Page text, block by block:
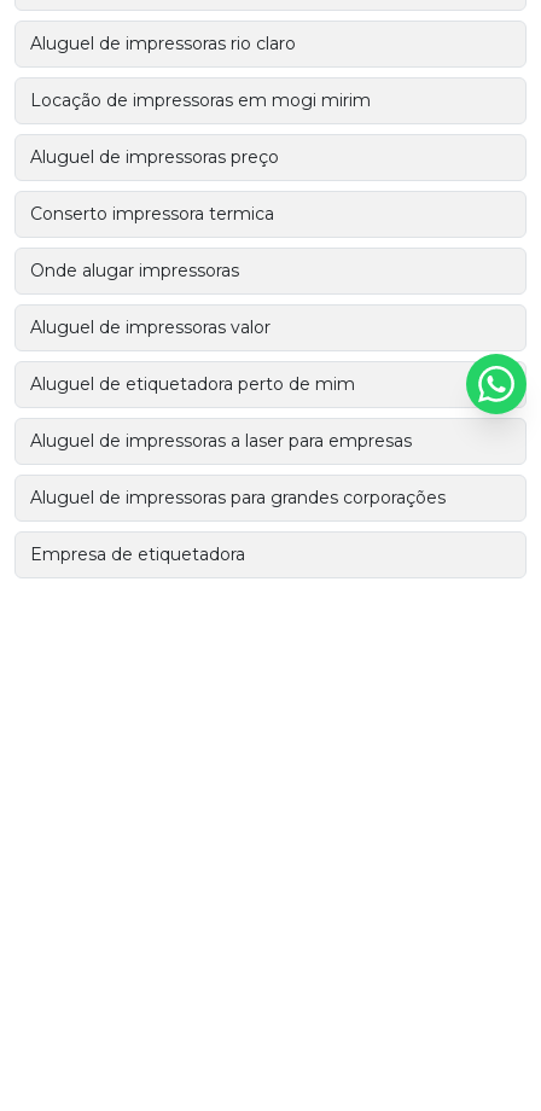
Aluguel de impressoras rio claro
Locação de impressoras em mogi mirim
Aluguel de impressoras preço
Conserto impressora termica
Onde alugar impressoras
Aluguel de impressoras valor
Aluguel de etiquetadora perto de mim
Aluguel de impressoras a laser para empresas
Aluguel de impressoras para grandes corporações
Empresa de etiquetadora